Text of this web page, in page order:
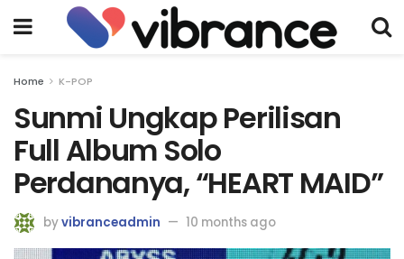
Home K-POP
Sunmi Ungkap Perilisan
Full Album Solo
Perdananya, “HEART MAID”
byvibranceadmin 10 months ago